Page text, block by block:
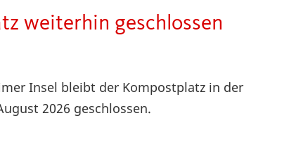
weiterhin geschlossen
Insel bleibt der Kompostplatz in der
2026 geschlossen.